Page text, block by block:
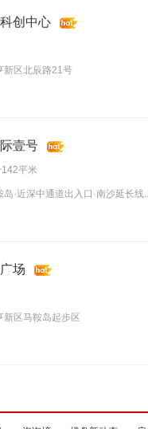
创中心
新区北辰路21号
壹号
平米
岛·近深中通道出入口·南沙延长线
场
新区马鞍岛起步区